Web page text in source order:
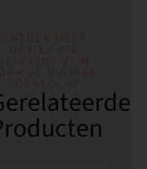
ONTDEK MEER
OPTIES DIE
RELEVANT ZIJN
JE HUIDIGE
ZOEKTOCHT